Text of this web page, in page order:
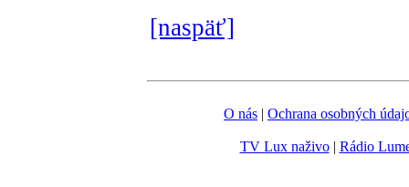
[naspäť]
O nás | Ochrana osobných
TV Lux naživo| Rádio